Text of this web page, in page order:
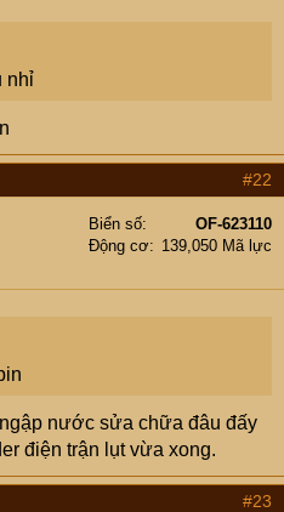
nhỉ
#22
Biển số
OF-623110
Động cơ
139,050 Mã lực
nước sửa chữa đâu đấy
điện trận lụt vừa xong.
#23